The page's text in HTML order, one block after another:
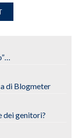
di Blogmeter
dei genitori?